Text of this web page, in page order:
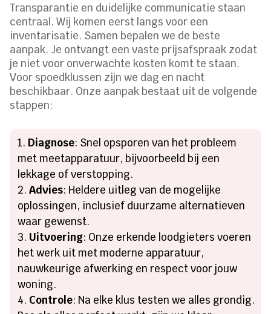
Transparantie en duidelijke communicatie staan
centraal. Wij komen eerst langs voor een
inventarisatie. Samen bepalen we de beste
aanpak. Je ontvangt een vaste prijsafspraak zodat
je niet voor onverwachte kosten komt te staan.
Voor spoedklussen zijn we dag en nacht
beschikbaar. Onze aanpak bestaat uit de volgende
stappen:
Diagnose: Snel opsporen van het probleem
met meetapparatuur, bijvoorbeeld bij een
lekkage of verstopping.
Advies: Heldere uitleg van de mogelijke
oplossingen, inclusief duurzame alternatieven
waar gewenst.
Uitvoering: Onze erkende loodgieters voeren
het werk uit met moderne apparatuur,
nauwkeurige afwerking en respect voor jouw
woning.
Controle: Na elke klus testen we alles grondig.